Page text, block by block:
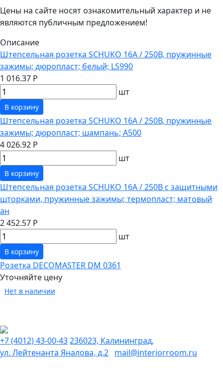
Цены на сайте носят ознакомительный характер и не
являются публичным предложением!
Описание
Штепсельная розетка SCHUKO 16А / 250В, пружинные
зажимы; дюропласт; белый; LS990
1 016.37 Р
шт
В корзину
Штепсельная розетка SCHUKO 16А / 250В, пружинные
зажимы; дюропласт; шампань; A500
4 026.92 Р
шт
В корзину
Штепсельная розетка SCHUKO 16А / 250В с защитными
шторками, пружинные зажимы; термопласт; матовый
ан
2 452.57 Р
шт
В корзину
Розетка DECOMASTER DM 0361
Уточняйте цену
Нет в наличии
+7 (4012) 43-00-43236023, Калининград,
ул. Лейтенанта Яналова, д.2 mail@interiorroom.ru